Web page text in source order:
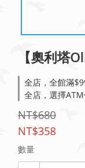
【奧利塔
全店，全館滿
全店，選擇
NT$680
NT$358
數量